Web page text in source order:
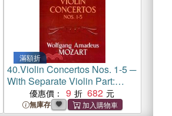
滿額折
40.Violin Concertos Nos. 1-5 ─
With Separate Violin Part:
Dover Performance Edition
優惠價： 9 682
無庫存